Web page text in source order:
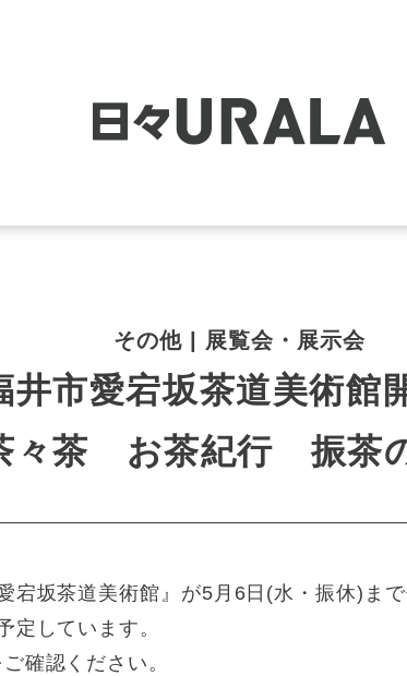
その他 | 展覧会・展示会
井市愛宕坂茶道美術館
々茶 お茶紀行 振茶
宕坂茶道美術館』が5月6日(水・振休)ま
定しています。
ご確認ください。